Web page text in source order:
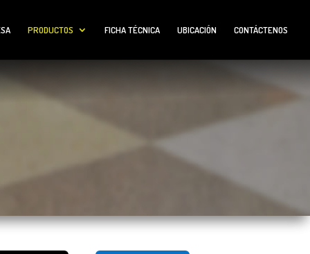
PRODUCTOS FICHA TÉCNICA UBICACIÓN CONTÁCTENOS